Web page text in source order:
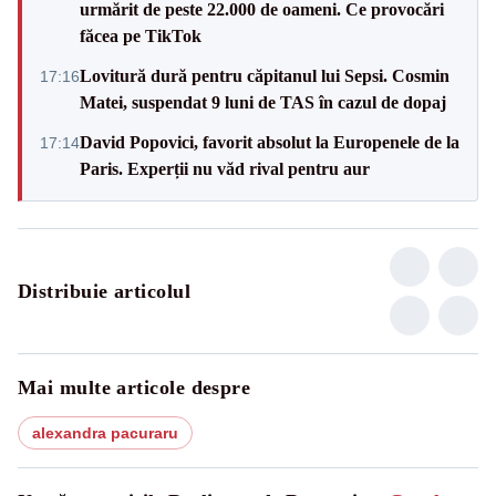
urmărit de peste 22.000 de oameni. Ce provocări
făcea pe TikTok
17:16Lovitură dură pentru căpitanul lui Sepsi. Cosmin
Matei, suspendat 9 luni de TAS în cazul de dopaj
17:14David Popovici, favorit absolut la Europenele de la
Paris. Experții nu văd rival pentru aur
Distribuie articolul
Mai multe articole despre
alexandra pacuraru